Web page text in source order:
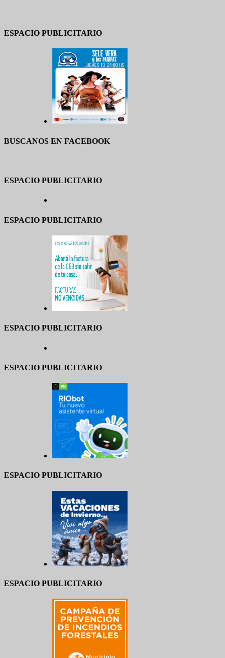
ESPACIO PUBLICITARIO
BUSCANOS EN FACEBOOK
ESPACIO PUBLICITARIO
ESPACIO PUBLICITARIO
ESPACIO PUBLICITARIO
ESPACIO PUBLICITARIO
ESPACIO PUBLICITARIO
ESPACIO PUBLICITARIO